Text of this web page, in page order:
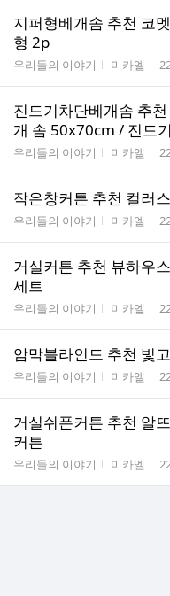
지퍼형베개솜 추천 코
형 2p
게시판명
우리들의 이야기 작성자
미카엘
진드기차단베개솜 추
개 솜 50x70cm / 진드
게시판명
우리들의 이야기 작성자
미카엘
작은창커튼 추천 컬러
게시판명
우리들의 이야기 작성자
미카엘
거실커튼 추천 뷰하우
세트
게시판명
우리들의 이야기 작성자
미카엘
암막블라인드 추천 빛
게시판명
우리들의 이야기 작성자
미카엘
거실쉬폰커튼 추천 알
커튼
게시판명
우리들의 이야기 작성자
미카엘